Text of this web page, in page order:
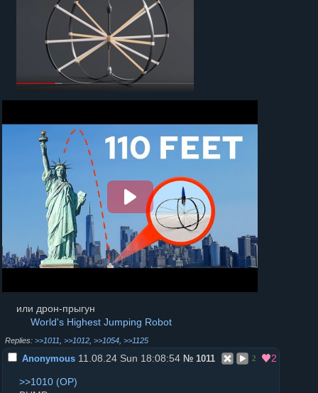
или дрон-прыгун
World's Highest Jumping Robot
>>1011 >>1012 >>1054 >>1125
Anonymous 11.08.24 Sun 18:08:54 № 1011 2 2
>>1010